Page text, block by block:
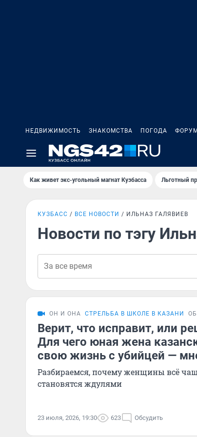
НЕДВИЖИМОСТЬ ЗНАКОМСТВА ПОГОДА ФОРУМ
Как живет экс-угольный магнат Кузбасса Льготный
КУЗБАСС ВСЕ НОВОСТИ ИЛЬНАЗ ГАЛЯВИЕВ
Новости по тэгу
ОН И ОНА СТРЕЛЬБА В ШКОЛЕ В КАЗАНИ
Верит, что исправит, или
Для чего юная жена
свою жизнь с убийцей —
Разбираемся, почему женщины всё
становятся ждулями
23 июля, 2026, 19:30 623 Обсудить